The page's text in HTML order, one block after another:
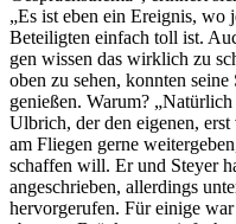
„Es ist eben ein Ereignis, wo
Betei­ligten einfach toll ist.
gen wissen das wirklich zu
oben zu sehen, konnten
genießen. Warum?
Ulbrich, der den eigenen,
am Fliegen gerne
schaffen will. Er und Steyer
angeschrieben, aller­dings
hervorgerufen. Für einige